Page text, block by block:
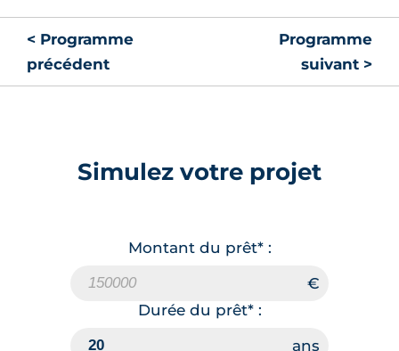
< Programme
précédent
Programme
suivant >
Simulez votre projet
Montant du prêt* :
Durée du prêt* :